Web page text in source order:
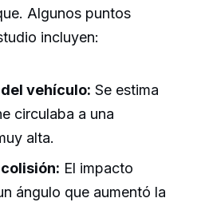
Algunos puntos
incluyen:
vehículo: Se estima
circulaba a una
alta.
El impacto
ángulo que aumentó la